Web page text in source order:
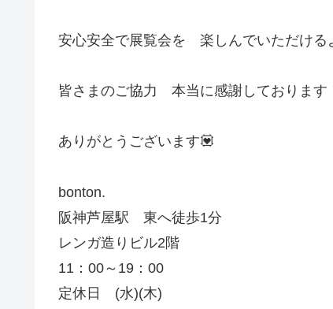
安心安全で展覧会を 楽しんでいただける
皆さまのご協力 本当に感謝しております
ありがとうございます💟
bonton.
阪神芦屋駅 東へ徒歩1分
レンガ造りビル2階
11：00～19：00
定休日 (水)(木)